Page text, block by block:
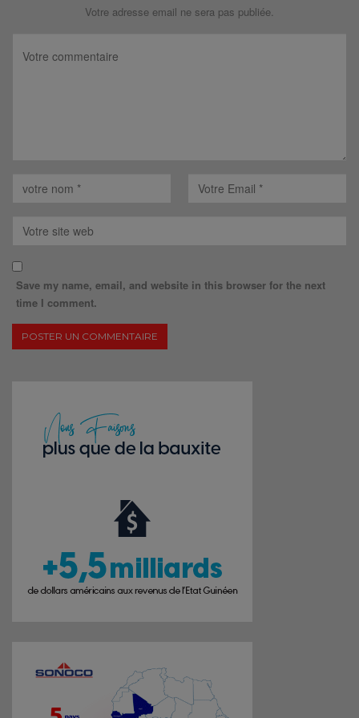
Votre adresse email ne sera pas publiée.
Save my name, email, and website in this browser for the next
time I comment.